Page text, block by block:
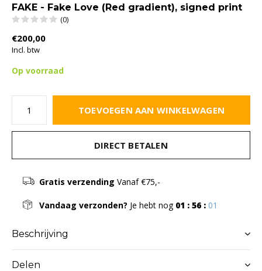
FAKE - Fake Love (Red gradient), signed print
(0)
€200,00
Incl. btw
Op voorraad
TOEVOEGEN AAN WINKELWAGEN
DIRECT BETALEN
Gratis verzending Vanaf €75,-
Vandaag verzonden? Je hebt nog 01 : 56 : 01
Beschrijving
Delen